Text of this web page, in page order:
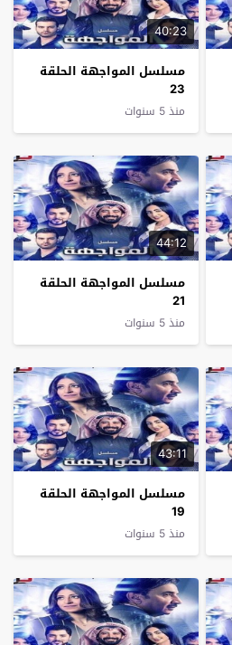
40:23
مسلسل المواجهة الحلقة
23
منذ 5 سنوات
44:12
مسلسل المواجهة الحلقة
21
منذ 5 سنوات
43:11
مسلسل المواجهة الحلقة
19
منذ 5 سنوات